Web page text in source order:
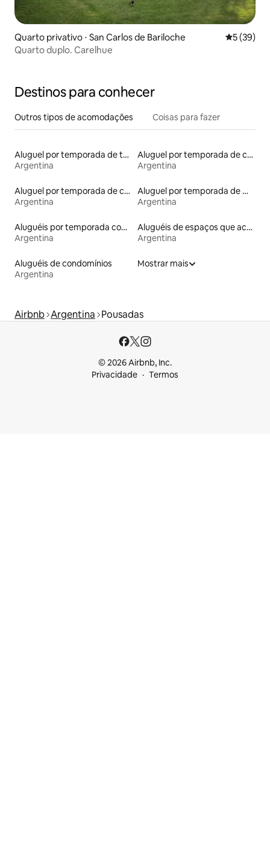
Quarto privativo ⋅ San Carlos de Bariloche 5 de uma
5 (39)
Quarto duplo. Carelhue
Destinos para conhecer
Outros tipos de acomodações Coisas para fazer
Aluguel por temporada de townhouses
Argentina
Aluguel por temporada de casas de veraneio
Argentina
Aluguel por temporada de casas na árvore
Argentina
Aluguel por temporada de microcasas
Argentina
Aluguéis por temporada com banheira de hidromassagem
Argentina
Aluguéis de espaços que aceitam animais de estimação
Argentina
Aluguéis de condomínios
Argentina
Mostrar mais
Airbnb Argentina Pousadas
© 2026 Airbnb, Inc.
Privacidade
Termos